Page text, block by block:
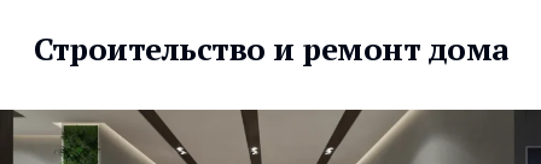
Строительство и ремонт дома